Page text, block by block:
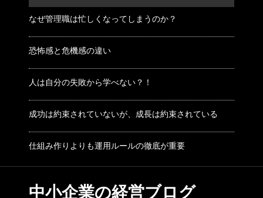
なぜ管理職は忙しくなってしまうのか？
恐怖感と危機感の違い
人は自分の失敗から学べない？！
成功は約束されていないが、成長は約束されている
仕組み作りよりも運用ルールの徹底が重要
中小企業の経営ブログ